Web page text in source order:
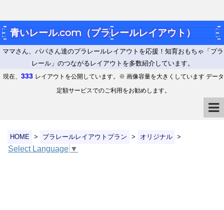
青いレール.com（プラレールレイアウト）
ママさん、パパさん達のプラレールレイアウトを応援！知育おもちゃ「プラ
レール」のつながるレイアウトを多数紹介しています。
現在、 333 レイアウトを公開しています。※ 画像容量を大きくしています データ
定額サービスでのご利用をお勧めします。
HOME > プラレールレイアウトプラン > オリジナル >
Select Language ▼